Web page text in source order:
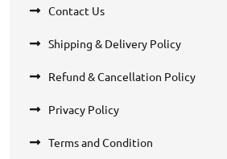
Contact Us
Shipping & Delivery Policy
Refund & Cancellation Policy
Privacy Policy
Terms and Condition